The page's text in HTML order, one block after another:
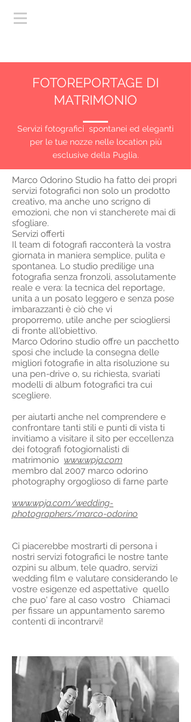
FOTOREPORTAGE DI
MATRIMONIO
​Servizi fotografici spontanei ed eleganti
per le tue nozze nelle location più
esclusive della Puglia.
Marco Odorino Studio ha fatto dei propri
servizi fotografici non solo un prodotto
creativo, ma anche uno scrigno di
emozioni, che non vi stancherete mai di
sfogliare.
Servizi offerti
Il team di fotografi racconterà la vostra
giornata in maniera semplice, pulita e
spontanea. Lo studio predilige una
fotografia senza fronzoli, assolutamente
reale e vera: la tecnica del reportage,
unita a un posato leggero e senza pose
imbarazzanti è ciò che vi
proporremo, utile anche per sciogliersi
di fronte all'obiettivo.
Marco Odorino studio offre un pacchetto
sposi che include la consegna delle
migliori fotografie in alta risoluzione su
una pen-drive o, su richiesta, svariati
modelli di album fotografici tra cui
scegliere.
per aiutarti anche nel comprendere e
confrontare tanti stili e punti di vista ti
invitiamo a visitare il sito per eccellenza
dei fotografi fotogiornalisti di
matrimonio www.wpja.com
membro dal 2007 marco odorino
photography orgoglioso di farne parte
www.wpja.com/wedding-
photographers/marco-odorino
Ci piacerebbe mostrarti di persona i
nostri servizi fotografici le nostre tante
ozpini su album, tele quadro, servizi
wedding film e valutare considerando le
vostre esigenze ed aspettative quello
che puo' fare al caso vostro Chiamaci
per fissare un appuntamento saremo
contenti di incontrarvi!